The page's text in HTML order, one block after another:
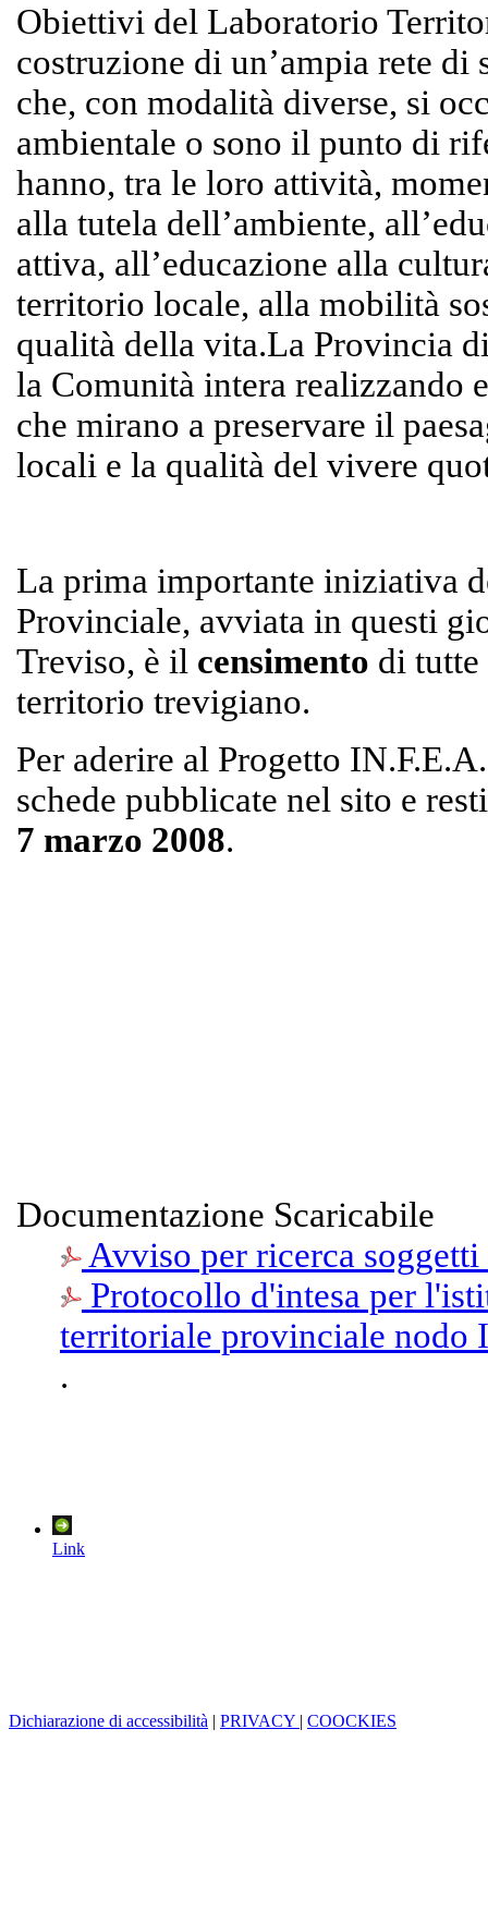
Obiettivi del Laboratorio
costruzione di un’ampia rete di
che, con modalità diverse, si
ambientale o sono il punto di
hanno, tra le loro attività,
alla tutela dell’ambiente,
attiva, all’educazione alla
territorio locale, alla mobilità
qualità della vita.La Provincia
la Comunità intera realizzando
che mirano a preservare il
locali e la qualità del vivere
La prima importante iniziativa
Provinciale, avviata in questi
Treviso, è il censimento di tutte
territorio trevigiano.
Per aderire al Progetto
schede pubblicate nel sito e
7 marzo 2008.
Documentazione Scaricabile
Avviso per ricerca
Protocollo d'intesa per
territoriale provinciale nodo
.
Link
Dichiarazione di accessibilità | PRIVACY | COOCKIES